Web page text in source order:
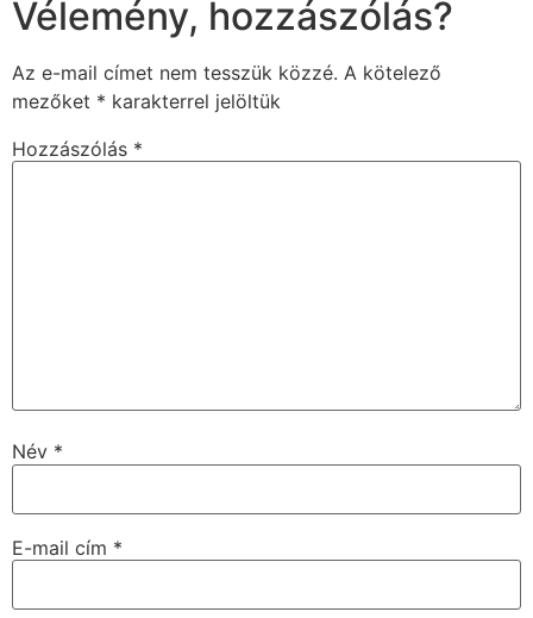
Vélemény, hozzászólás?
Az e-mail címet nem tesszük közzé. A kötelező
mezőket * karakterrel jelöltük
Hozzászólás *
Név *
E-mail cím *